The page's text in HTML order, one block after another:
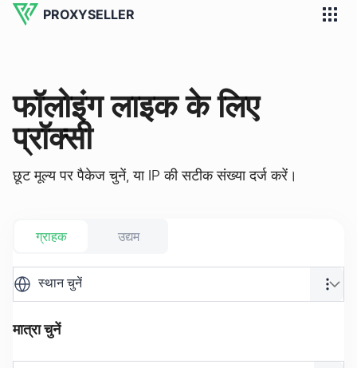
PROXYSELLER
फॉलोइंग लाइक के लिए
प्रॉक्सी
छूट मूल्य पर पैकेज चुनें, या IP की सटीक संख्या दर्ज करें।
ग्राहक उद्यम
स्थान चुनें
मात्रा चुनें